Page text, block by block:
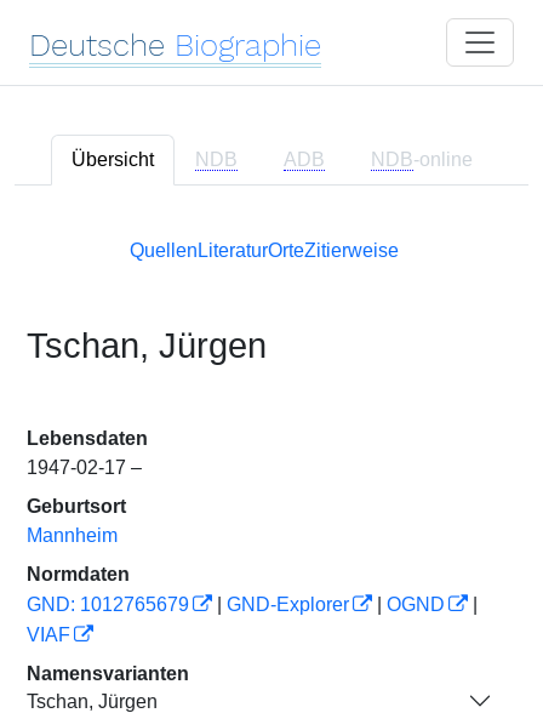
Deutsche Biographie
Übersicht NDB ADB NDB-online
Quellen LiteraturOrteZitierweise
Tschan, Jürgen
Lebensdaten
1947-02-17 –
Geburtsort
Mannheim
Normdaten
GND: 1012765679
GND-Explorer OGND
VIAF
Namensvarianten
Tschan, Jürgen